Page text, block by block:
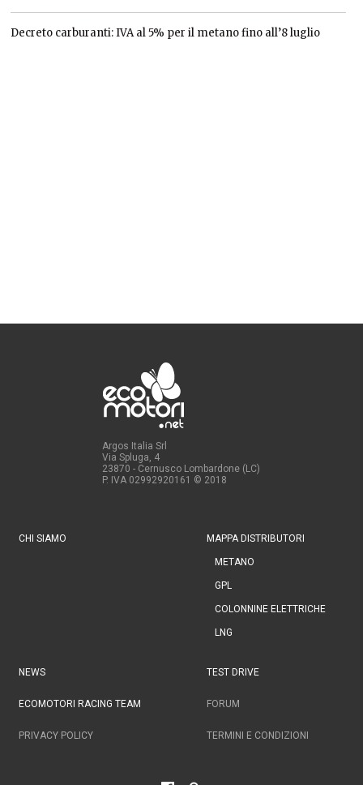
Decreto carburanti: IVA al 5% per il metano fino all’8 luglio
Argos Italia Srl
Via Spluga, 4
23870 - Cernusco Lombardone (LC)
P. IVA 02992920161 © 2018
CHI SIAMO MAPPA DISTRIBUTORI
METANO
GPL
COLONNINE ELETTRICHE
LNG
NEWS TEST DRIVE
ECOMOTORI RACING TEAM FORUM
PRIVACY POLICY TERMINI E CONDIZIONI